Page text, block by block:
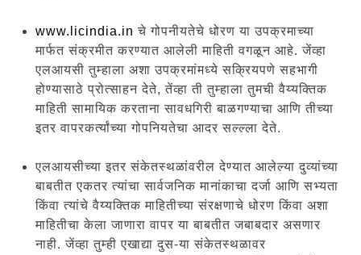
www.licindia.in चे गोपनीयतेचे धोरण या उपक्रमाच्या
मार्फत संक्रमीत करण्यात आलेली माहिती वगळून आहे. जेंव्हा
एलआयसी तुम्हाला अशा उपक्रमांमध्ये सक्रियपणे सहभागी
होण्यासाठे प्रोत्साहन देते, तेंव्हा ती तुम्हाला तुमची वैय्यक्तिक
माहिती सामायिक करताना सावधगिरी बाळगण्याचा आणि तीच्या
इतर वापरकर्त्यांच्या गोपनियतेचा आदर सल्ल्ला देते.
एलआयसीच्या इतर संकेतस्थळांवरील देण्यात आलेल्या दुव्यांच्या
बाबतीत एकतर त्यांचा सार्वजनिक मानांकाचा दर्जा आणि सभ्यता
किंवा त्यांचे वैय्यक्तिक माहितीच्या संरक्षणाचे धोरण किंवा अशा
माहितीचा केला जाणारा वापर या बाबतीत जबाबदार असणार
नाही. जेंव्हा तुम्ही एखाद्या दुस-या संकेतस्थळावर